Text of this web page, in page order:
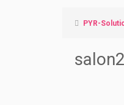
PYR-
salon2